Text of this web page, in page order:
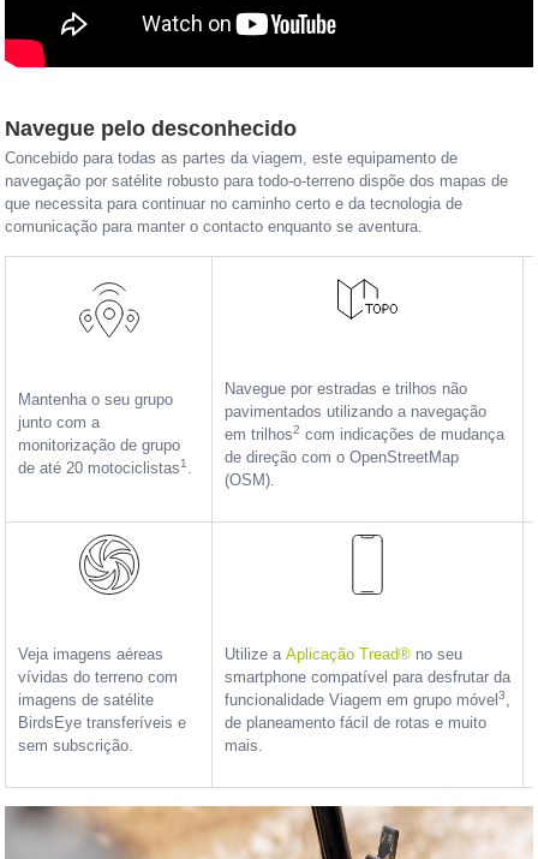
Navegue pelo desconhecido
Concebido para todas as partes da viagem, este equipamento de
navegação por satélite robusto para todo-o-terreno dispõe dos mapas de
que necessita para continuar no caminho certo e da tecnologia de
comunicação para manter o contacto enquanto se aventura.
Mantenha o seu grupo
junto com a
monitorização de grupo
de até 20 motociclistas1
Navegue por estradas e trilhos não
pavimentados utilizando a navegação
em trilhos2 com indicações de mudança
de direção com o OpenStreetMap
(OSM).
Veja imagens aéreas
vívidas do terreno com
imagens de satélite
BirdsEye transferíveis e
sem subscrição.
Utilize aAplicação Tread® no seu
smartphone compatível para desfrutar da
funcionalidade Viagem em grupo móvel3
de planeamento fácil de rotas e muito
mais.